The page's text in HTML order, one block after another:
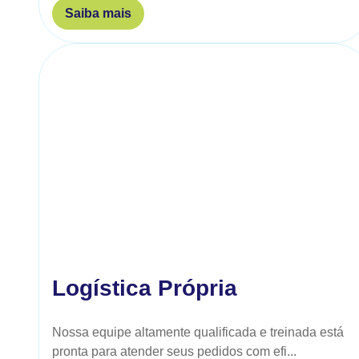
Saiba mais
Logística Própria
Nossa equipe altamente qualificada e treinada está
pronta para atender seus pedidos com efi...